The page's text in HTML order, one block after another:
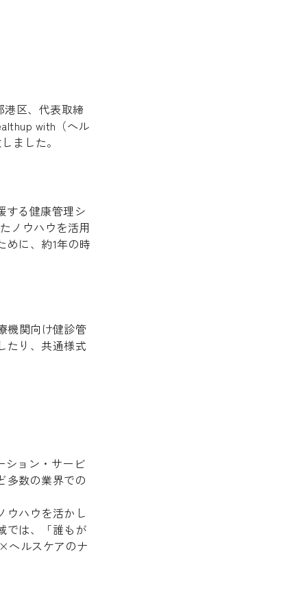
区、代表取締
with（ヘル
ました。
する健康管理シ
ノウハウを活用
めに、約1年の時
機関向け健診管
たり、共通様式
ション・サービ
多数の業界での
ウハウを活かし
では、「誰もが
ヘルスケアのナ